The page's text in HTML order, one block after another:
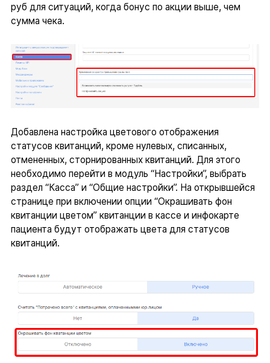
руб для ситуаций, когда бонус по акции выше, чем
сумма чека.
Добавлена настройка цветового отображения
статусов квитанций, кроме нулевых, списанных,
отмененных, сторнированных квитанций. Для этого
необходимо перейти в модуль “Настройки”, выбрать
раздел “Касса” и “Общие настройки”. На открывшейся
странице при включении опции “Окрашивать фон
квитанции цветом” квитанции в кассе и инфокарте
пациента будут отображать цвета для статусов
квитанций.